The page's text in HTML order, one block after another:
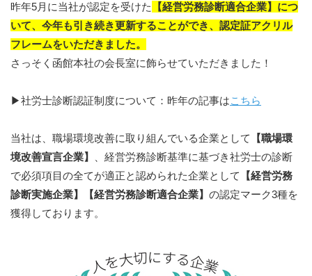
昨年5月に当社が認定を受けた
【経営労務診断適合企業】につ
いて、今年も引き続き更新することができ、認定証アクリル
フレームをいただきました。
さっそく函館本社の会長室に飾らせていただきました！
▶社労士診断認証制度について：昨年の記事はこちら
当社は、職場環境改善に取り組んでいる企業として
【職場環
境改善宣言企業】
、経営労務診断基準に基づき社労士の診断
で必須項目の全てが適正と認められた企業として
【経営労務
診断実施企業】【経営労務診断適合企業】 の認定マーク3種を
獲得しております。